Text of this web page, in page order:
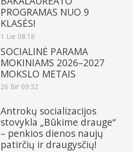
PROGRAMAS NUO 9
KLASĖS!
1 Lie 08:18
SOCIALINĖ PARAMA
MOKINIAMS 2026–2027
MOKSLO METAIS
26 Bir 09:32
Antrokų socializacijos
stovykla „Būkime drauge“
– penkios dienos naujų
patirčių ir draugysčių!